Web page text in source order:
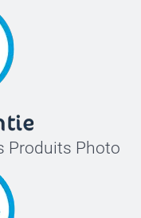
Produits Photo